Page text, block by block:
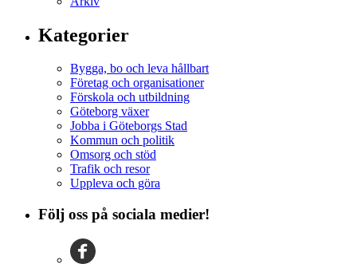
Kategorier
Bygga, bo och leva hållbart
Företag och organisationer
Förskola och utbildning
Göteborg växer
Jobba i Göteborgs Stad
Kommun och politik
Omsorg och stöd
Trafik och resor
Uppleva och göra
Följ oss på sociala medier!